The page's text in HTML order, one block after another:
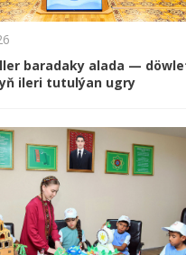
ba­ra­da­ky ala­da —
ile­ri tu­tul­ýan ug­ry